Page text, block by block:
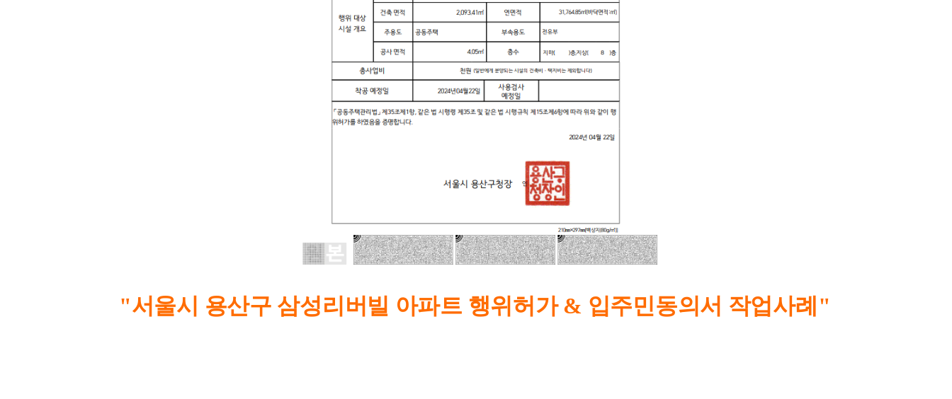
"서울시 용산구 삼성리버빌 아파트 행위허가 & 입주민동의서 작업사례"